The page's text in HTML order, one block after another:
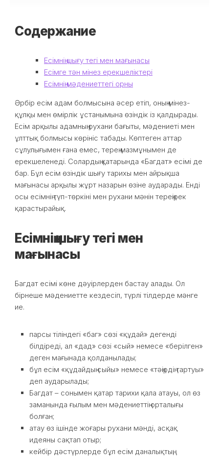
Содержание
Есімнің шығу тегі мен мағынасы
Есімге тән мінез ерекшеліктері
Есімнің мәдениеттегі орны
Әрбір есім адам болмысына әсер етіп, оның мінез-
құлқы мен өмірлік ұстанымына өзіндік із қалдырады.
Есім арқылы адамның рухани бағыты, мәдениеті мен
ұлттық болмысы көрініс табады. Көптеген аттар
сұлулығымен ғана емес, терең мазмұнымен де
ерекшеленеді. Солардың қатарында «Багдат» есімі де
бар. Бұл есім өзіндік шығу тарихы мен айрықша
мағынасы арқылы жұрт назарын өзіне аударады. Енді
осы есімнің түп-төркіні мен рухани мәнін тереңірек
қарастырайық.
Есімнің шығу тегі мен
мағынасы
Багдат есімі көне дәуірлерден бастау алады. Ол
бірнеше мәдениетте кездесіп, түрлі тілдерде мәнге
ие.
парсы тіліндегі «баг» сөзі «құдай» дегенді
білдіреді, ал «дад» сөзі «сый» немесе «берілген»
деген мағынада қолданылады;
бұл есім «құдайдың сыйы» немесе «тәңірдің тартуы»
деп аударылады;
Багдат – сонымен қатар тарихи қала атауы, ол өз
заманында ғылым мен мәдениеттің орталығы
болған;
атау өз ішінде жоғары рухани мәнді, асқақ
идеяны сақтап отыр;
кейбір дәстүрлерде бұл есім даналықтың,